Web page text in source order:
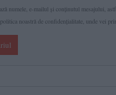
numele, e-mailul şi conținutul mesajului,
noastră de confidenţialitate, unde vei